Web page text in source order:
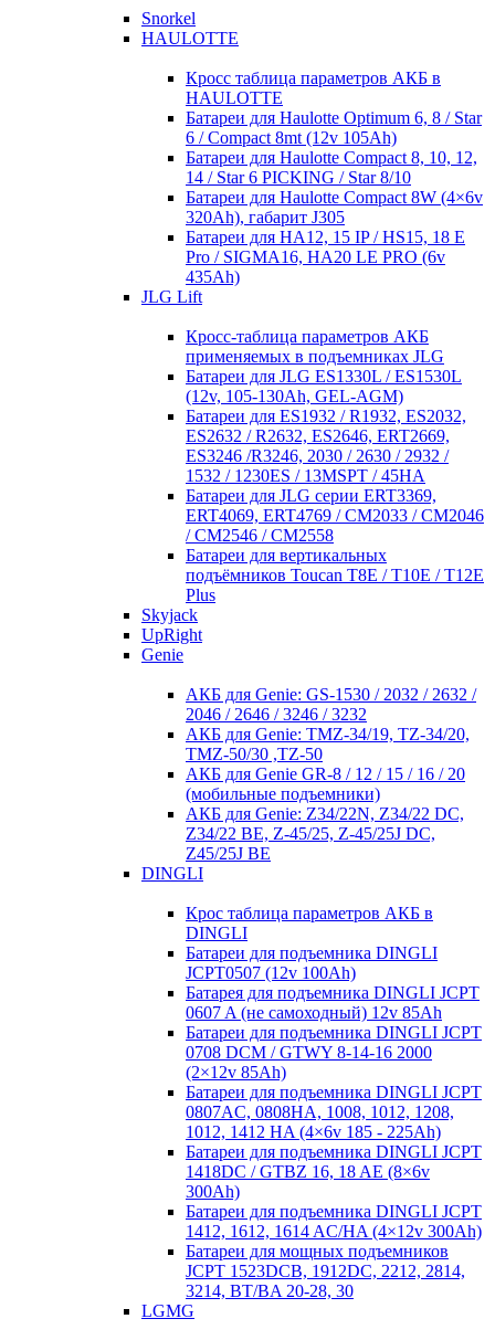
Snorkel
HAULOTTE
Кросc таблица параметров АКБ в
HAULOTTE
Батареи для Haulotte Optimum 6, 8 / Star
6 / Compact 8mt (12v 105Ah)
Батареи для Haulotte Compact 8, 10, 12,
14 / Star 6 PICKING / Star 8/10
Батареи для Haulotte Compact 8W (4×6v
320Ah), габарит J305
Батареи для HA12, 15 IP / HS15, 18 E
Pro / SIGMA16, HA20 LE PRO (6v
435Ah)
JLG Lift
Кросc-таблица параметров АКБ
применяемых в подъемниках JLG
Батареи для JLG ES1330L / ES1530L
(12v, 105-130Ah, GEL-AGM)
Батареи для ES1932 / R1932, ES2032,
ES2632 / R2632, ES2646, ERT2669,
ES3246 /R3246, 2030 / 2630 / 2932 /
1532 / 1230ES / 13MSPT / 45HA
Батареи для JLG серии ERT3369,
ERT4069, ERT4769 / CM2033 / CM2046
/ CM2546 / CM2558
Батареи для вертикальных
подъёмников Toucan T8E / T10E / T12E
Plus
Skyjack
UpRight
Genie
АКБ для Genie: GS-1530 / 2032 / 2632 /
2046 / 2646 / 3246 / 3232
АКБ для Genie: TMZ-34/19, TZ-34/20,
TMZ-50/30 ,TZ-50
АКБ для Genie GR-8 / 12 / 15 / 16 / 20
(мобильные подъемники)
АКБ для Genie: Z34/22N, Z34/22 DC,
Z34/22 BE, Z-45/25, Z-45/25J DC,
Z45/25J BE
DINGLI
Крос таблица параметров АКБ в
DINGLI
Батареи для подъемника DINGLI
JCPT0507 (12v 100Ah)
Батарея для подъемника DINGLI JCPT
0607 A (не самоходный) 12v 85Ah
Батареи для подъемника DINGLI JCPT
0708 DCM / GTWY 8-14-16 2000
(2×12v 85Ah)
Батареи для подъемника DINGLI JCPT
0807AC, 0808HA, 1008, 1012, 1208,
1012, 1412 HA (4×6v 185 - 225Ah)
Батареи для подъемника DINGLI JCPT
1418DC / GTBZ 16, 18 AE (8×6v
300Ah)
Батареи для подъемника DINGLI JCPT
1412, 1612, 1614 AC/HA (4×12v 300Ah)
Батареи для мощных подъемников
JCPT 1523DCB, 1912DC, 2212, 2814,
3214, BT/BA 20-28, 30
LGMG